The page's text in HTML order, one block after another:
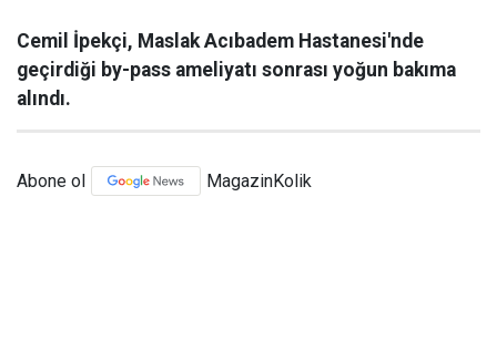
Cemil İpekçi, Maslak Acıbadem Hastanesi'nde
geçirdiği by-pass ameliyatı sonrası yoğun bakıma
alındı.
Abone ol MagazinKolik